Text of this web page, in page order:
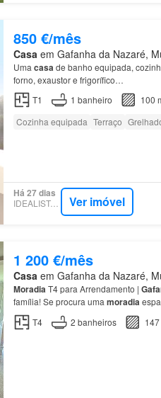
850 €/mês
Casaem Gafanha da Nazaré,
Uma casade banho equipada,
forno, exaustor e frigorífico…
T1
1 banheiro
100
Cozinha equipada Terraço
Há 27 dias
IDEALISTA.PT Ver imóvel
1 200 €/mês
Casaem Gafanha da Nazaré,
MoradiaT4 para Arrendamento |
família! Se procura uma moradia
residencial tranquila, esta
moradia
T4 2 banheiros 147